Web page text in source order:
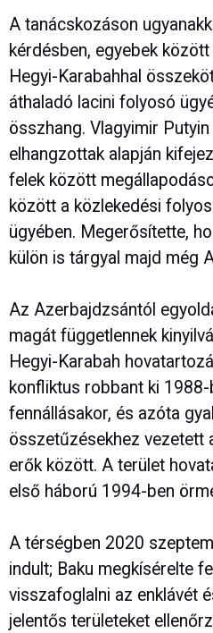
A tanácskozáson
kérdésben, egyebek
Hegyi-Karabahhal
áthaladó lacini folyosó
összhang. Vlagyimir
elhangzottak alapján
felek között
között a közlekedési
ügyében. Megerősítette,
külön is tárgyal majd még
Az Azerbajdzsántól
magát függetlennek
Hegyi-Karabah
konfliktus robbant ki
fennállásakor, és azóta
összetűzésekhez vezetett
erők között. A terület
első háború 1994-ben
A térségben 2020
indult; Baku megkísérelte
visszafoglalni az enklávét
jelentős területeket